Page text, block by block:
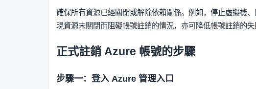
確保所有資源已經關閉或解除依賴關係。例如，停止虛擬機
現資源未關閉而阻礙帳號註銷的情況，亦可降低帳號註銷的失
正式註銷 Azure 帳號的步驟
步驟一：登入 Azure 管理入口